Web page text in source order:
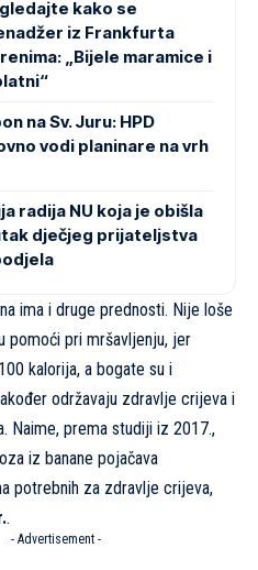
kako se
iz Frankfurta
„Bijele maramice i
na Sv. Juru: HPD
vodi planinare na vrh
radija NU koja je obišla
dječjeg prijateljstva
ima i druge prednosti. Nije loše
pomoći pri mršavljenju, jer
kalorija, a bogate su i
održavaju zdravlje crijeva i
Naime, prema studiji iz 2017.,
iz banane pojačava
potrebnih za zdravlje crijeva,
.
- Advertisement -